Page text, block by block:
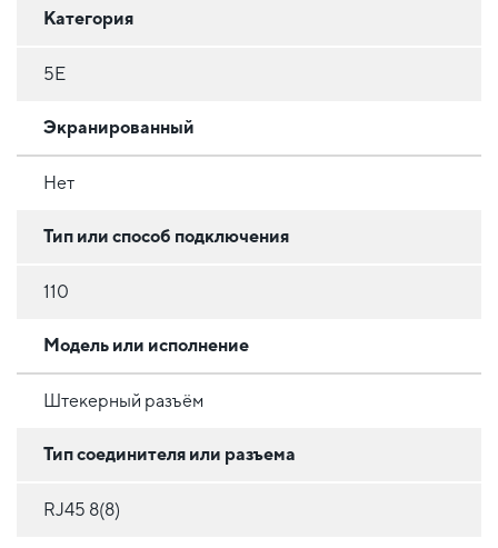
Категория
5E
Экранированный
Нет
Тип или способ подключения
110
Модель или исполнение
Штекерный разъём
Тип соединителя или разъема
RJ45 8(8)